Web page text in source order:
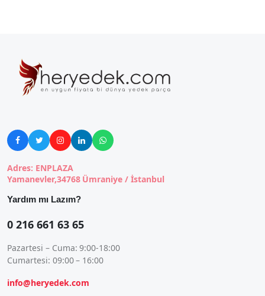
    
Adres: ENPLAZA
Yamanevler,34768 Ümraniye / İstanbul
Yardım mı Lazım?
0 216 661 63 65
Pazartesi – Cuma: 9:00-18:00
Cumartesi: 09:00 – 16:00
info@heryedek.com